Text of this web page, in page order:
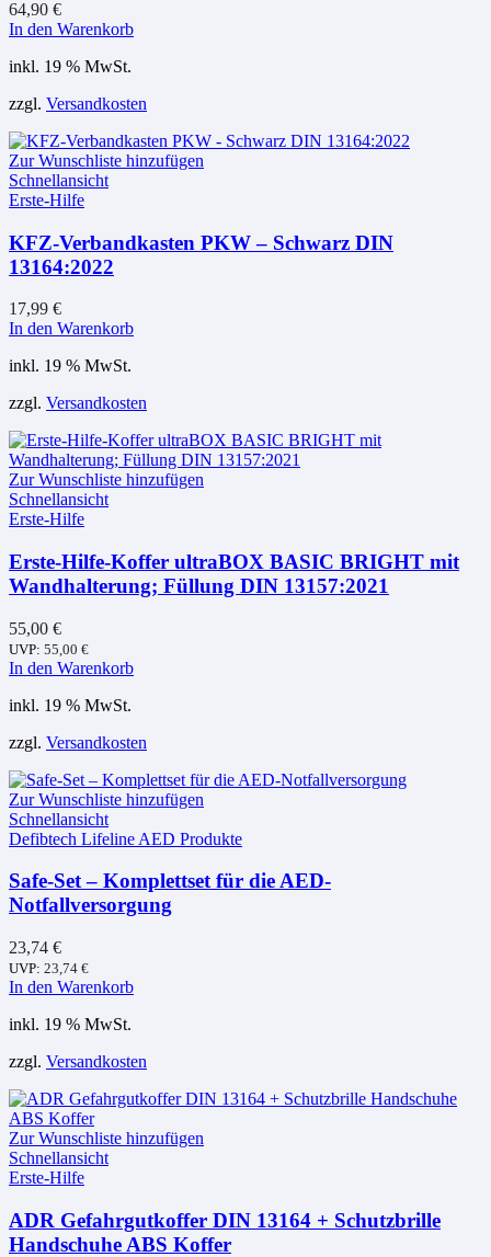
64,90 €
In den Warenkorb
inkl. 19 % MwSt.
zzgl. Versandkosten
Zur Wunschliste hinzufügen
Schnellansicht
Erste-Hilfe
KFZ-Verbandkasten PKW – Schwarz DIN
13164:2022
17,99 €
In den Warenkorb
inkl. 19 % MwSt.
zzgl. Versandkosten
Zur Wunschliste hinzufügen
Schnellansicht
Erste-Hilfe
Erste-Hilfe-Koffer ultraBOX BASIC BRIGHT mit
Wandhalterung; Füllung DIN 13157:2021
55,00 €
UVP: 55,00 €
In den Warenkorb
inkl. 19 % MwSt.
zzgl. Versandkosten
Zur Wunschliste hinzufügen
Schnellansicht
Defibtech Lifeline AED Produkte
Safe-Set – Komplettset für die AED-
Notfallversorgung
23,74 €
UVP: 23,74 €
In den Warenkorb
inkl. 19 % MwSt.
zzgl. Versandkosten
Zur Wunschliste hinzufügen
Schnellansicht
Erste-Hilfe
ADR Gefahrgutkoffer DIN 13164 + Schutzbrille
Handschuhe ABS Koffer